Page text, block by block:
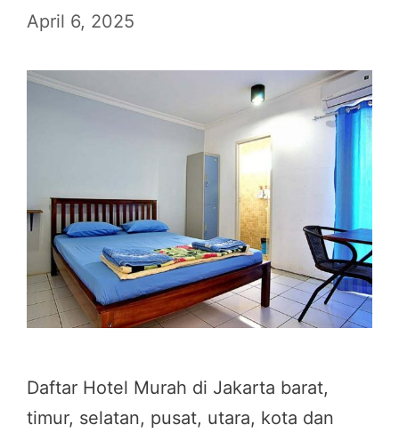
April 6, 2025
Daftar Hotel Murah di Jakarta barat,
timur, selatan, pusat, utara, kota dan